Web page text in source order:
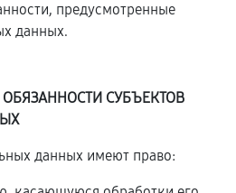
предусмотренные
данных.
СУБЪЕКТОВ
данных имеют право: